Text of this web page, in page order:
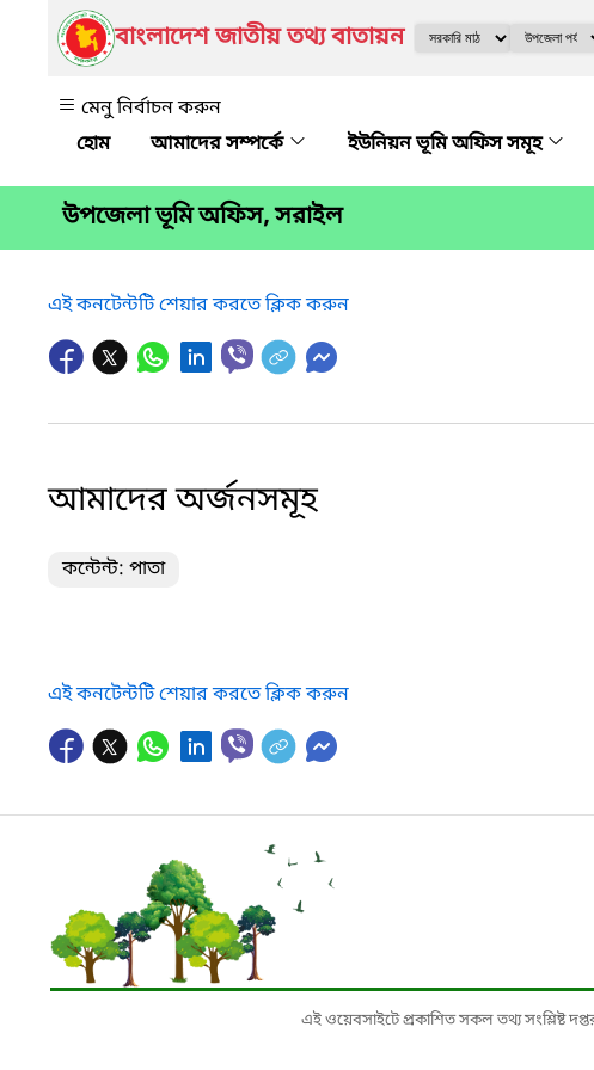
বাংলাদেশ জাতীয় তথ্য বাতায়ন
মেনু নির্বাচন করুন
আমাদের সম্পর্কে
ইউনিয়ন ভূমি অফিস সমূহ
উপজেলা ভূমি অফিস, সরাইল
এই কনটেন্টটি শেয়ার করতে ক্লিক করুন
আমাদের অর্জনসমূহ
কন্টেন্ট: পাতা
এই কনটেন্টটি শেয়ার করতে ক্লিক করুন
এই ওয়েবসাইটে প্রকাশিত সকল তথ্য সংশ্লিষ্ট